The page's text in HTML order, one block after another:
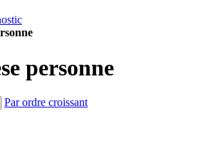
personne
Par ordre croissant